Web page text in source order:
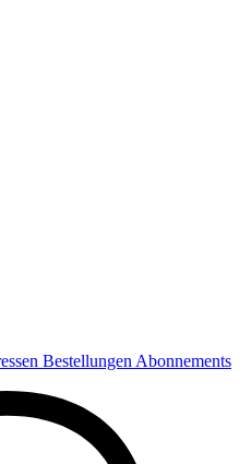
Bestellungen Abonnements